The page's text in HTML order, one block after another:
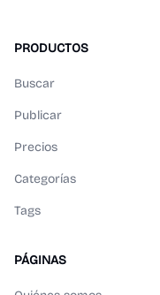
PRODUCTOS
Buscar
Publicar
Precios
Categorías
Tags
PÁGINAS